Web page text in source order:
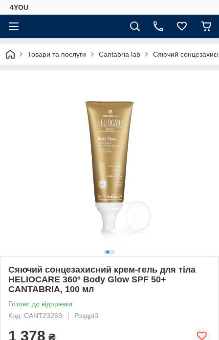
4YOU
Товари та послуги Cantabria lab Сяючий
Сяючий сонцезахисний крем-гель для тіла
HELIOCARE 360º Body Glow SPF 50+
CANTABRIA, 100 мл
Готово до відправки
Код: CANT23269
Роздріб
1 378 ₴